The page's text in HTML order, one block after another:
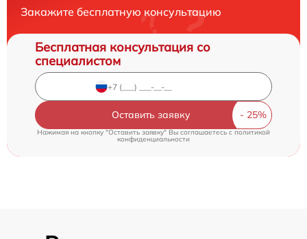
Закажите бесплатную консультацию
Бесплатная консультация со
специалистом
Оставить заявку
Нажимая на кнопку "Оставить заявку" Вы соглашаетесь cполитикой
конфиденциальности